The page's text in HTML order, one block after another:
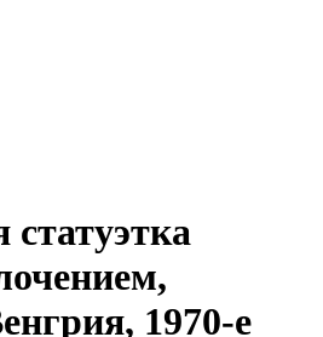
1970-е